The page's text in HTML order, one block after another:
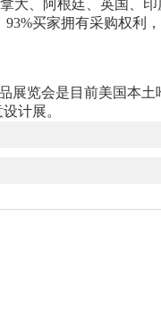
大、阿根廷、英国、
93%买家拥有采购权利
展览会是目前美国本
计展。